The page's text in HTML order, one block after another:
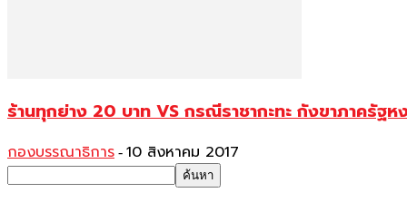
ร้านทุกย่าง 20 บาท VS กรณีราชากะทะ กังขาภาครัฐห
กองบรรณาธิการ - 10 สิงหาคม 2017